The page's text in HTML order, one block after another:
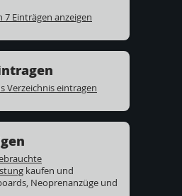
7 Einträgen anzeigen
Verzeichnis eintragen
kaufen und
Neoprenanzüge und